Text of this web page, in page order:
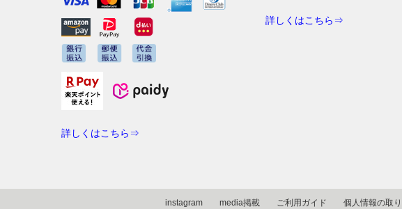
詳しくはこちら⇒
詳しくはこちら⇒
instagram media掲載 ご利用ガイド 個人情報の取